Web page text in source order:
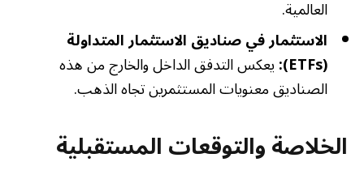
العالمية.
الاستثمار في صناديق الاستثمار المتداولة
(ETFs): يعكس التدفق الداخل والخارج من هذه
الصناديق معنويات المستثمرين تجاه الذهب.
الخلاصة والتوقعات المستقبلية